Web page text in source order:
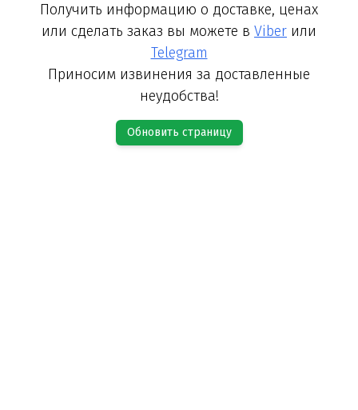
Получить информацию о доставке, ценах
или сделать заказ вы можете в Viber или
Telegram
Приносим извинения за доставленные
неудобства!
Обновить страницу